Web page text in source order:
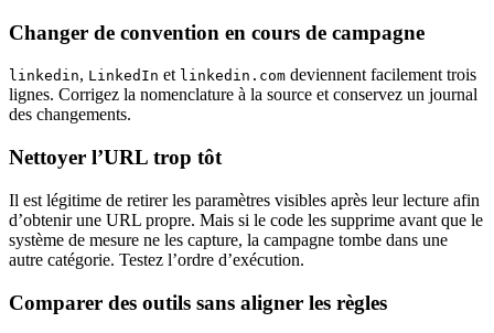
Changer de convention en cours de campagne
linkedin, LinkedIn et linkedin.com deviennent facilement trois
lignes. Corrigez la nomenclature à la source et conservez un journal
des changements.
Nettoyer l’URL trop tôt
Il est légitime de retirer les paramètres visibles après leur lecture afin
d’obtenir une URL propre. Mais si le code les supprime avant que le
système de mesure ne les capture, la campagne tombe dans une
autre catégorie. Testez l’ordre d’exécution.
Comparer des outils sans aligner les règles